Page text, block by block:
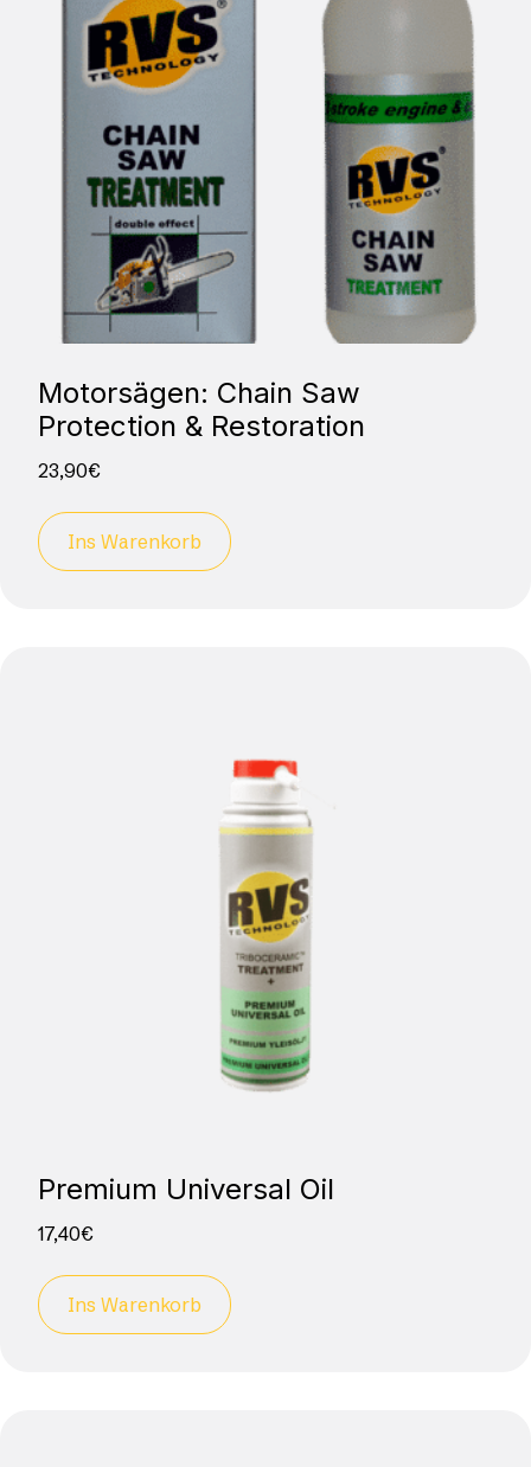
Motorsägen: Chain Saw
Protection & Restoration
23,90€
Ins Warenkorb
Premium Universal Oil
17,40€
Ins Warenkorb